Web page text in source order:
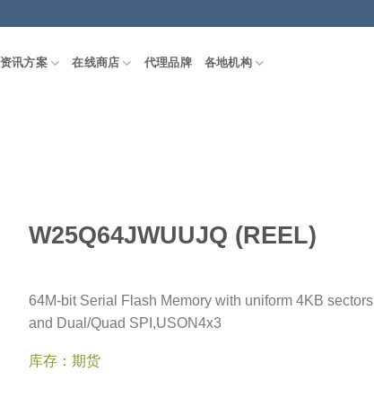
资讯方案 在线商店 代理品牌 各地机构
W25Q64JWUUJQ (REEL)
64M-bit Serial Flash Memory with uniform 4KB sectors
and Dual/Quad SPI,USON4x3
库存：期货